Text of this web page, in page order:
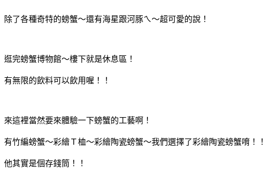
除了各種奇特的螃蟹～還有海星跟河豚ㄟ～超可愛的說！
逛完螃蟹博物館～樓下就是休息區！
有無限的飲料可以飲用喔！！
來這裡當然要來體驗一下螃蟹的工藝啊！
有竹編螃蟹～彩繪Ｔ桖～彩繪陶瓷螃蟹～我們選擇了彩繪陶瓷螃蟹唷！！
他其實是個存錢筒！！